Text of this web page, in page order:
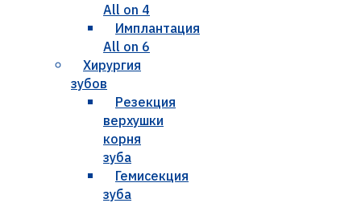
All on 4
Имплантация
All on 6
Хирургия
зубов
Резекция
верхушки
корня
зуба
Гемисекция
зуба